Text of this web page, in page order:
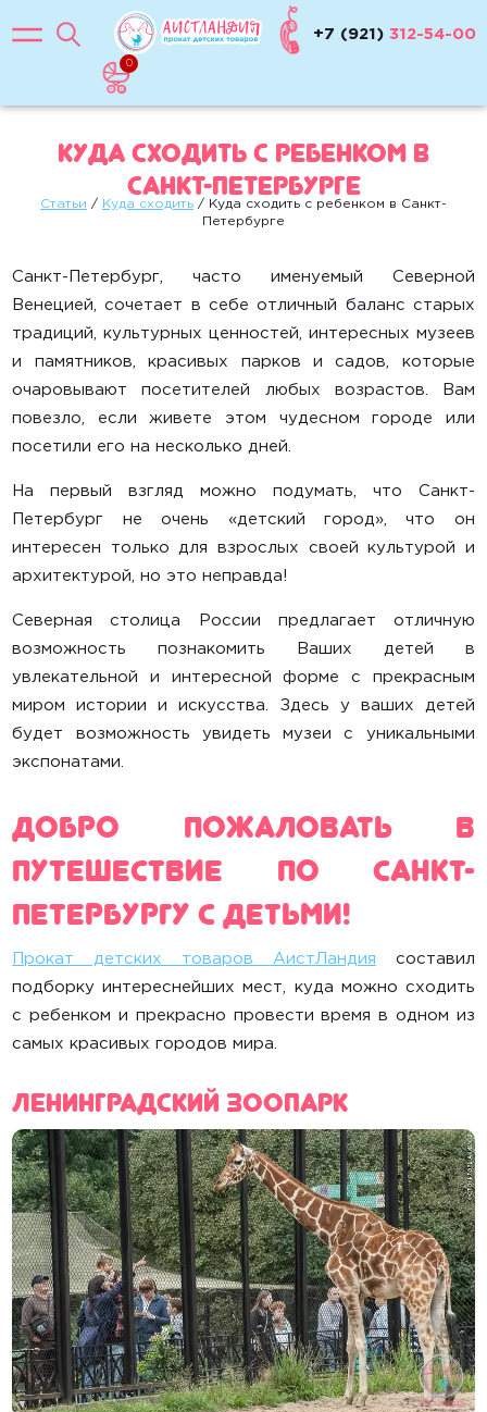
+7 (921) 312-54-00
0
Коляска-люлька
Весы
ЖД манежи
Кроватки
Стульчики для кормления
Комплекты
Активный отдых
Самокаты
Беговелы
Каталки, ходунки
Игровые центры
Развивающие игрушки
Радионяни
Маме в помощь
Санки, снегокаты
Ватрушки
Лыжи и коньки
Главная
О компании
Контакты
Доставка и оплата
Акции
Гигиена
Статьи
Главная
Каталог
Куда сходить с ребенком в
Санкт-Петербурге
Статьи / Куда сходить / Куда сходить с ребенком в Санкт-
Петербурге
Санкт-Петербург, часто именуемый Северной
Венецией, сочетает в себе отличный баланс старых
традиций, культурных ценностей, интересных музеев
и памятников, красивых парков и садов, которые
очаровывают посетителей любых возрастов. Вам
повезло, если живете этом чудесном городе или
посетили его на несколько дней.
На первый взгляд можно подумать, что Санкт-
Петербург не очень «детский город», что он
интересен только для взрослых своей культурой и
архитектурой, но это неправда!
Северная столица России предлагает отличную
возможность познакомить Ваших детей в
увлекательной и интересной форме с прекрасным
миром истории и искусства. Здесь у ваших детей
будет возможность увидеть музеи с уникальными
экспонатами.
ДОБРО ПОЖАЛОВАТЬ В
ПУТЕШЕСТВИЕ ПО САНКТ-
ПЕТЕРБУРГУ С ДЕТЬМИ!
Прокат детских товаров АистЛандия составил
подборку интереснейших мест, куда можно сходить
с ребенком и прекрасно провести время в одном из
самых красивых городов мира.
Ленинградский зоопарк